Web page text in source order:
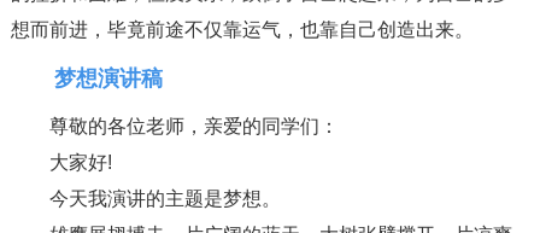
想而前进，毕竟前途不仅靠运气，也靠自己创造出来。
梦想演讲稿
尊敬的各位老师，亲爱的同学们：
大家好!
今天我演讲的主题是梦想。